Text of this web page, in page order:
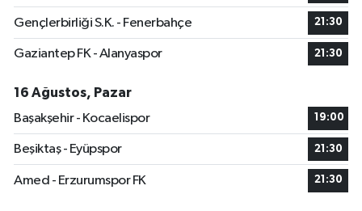
Gençlerbirliği S.K. - Fenerbahçe 21:30
Gaziantep FK - Alanyaspor 21:30
16 Ağustos, Pazar
Başakşehir - Kocaelispor
19:00
Beşiktaş - Eyüpspor 21:30
Amed - Erzurumspor FK 21:30